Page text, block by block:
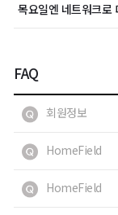
FAQ
회원정보
HomeField
HomeField